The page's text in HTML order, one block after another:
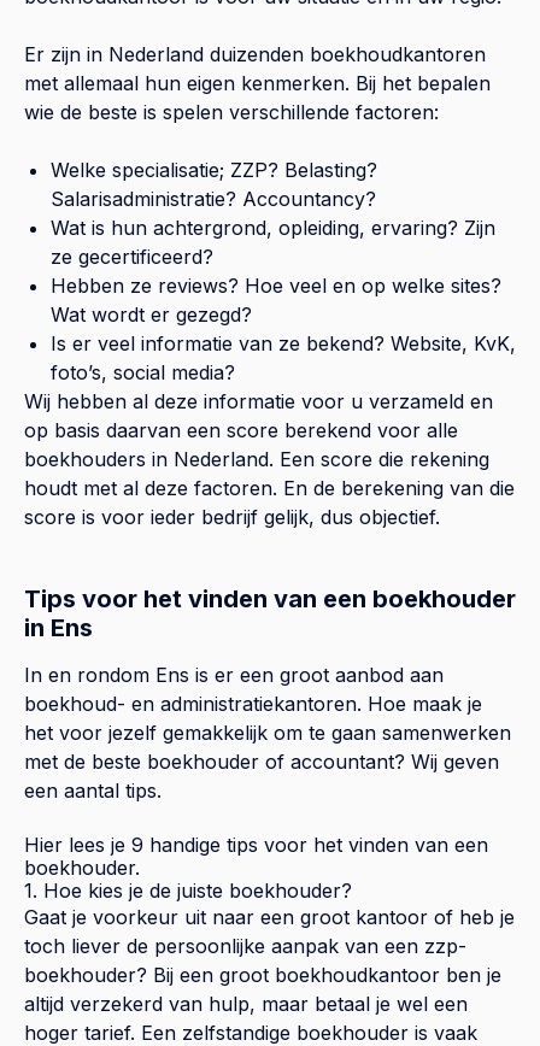
Er zijn in Nederland duizenden boekhoudkantoren
met allemaal hun eigen kenmerken. Bij het bepalen
wie de beste is spelen verschillende factoren:
Welke specialisatie; ZZP? Belasting?
Salarisadministratie? Accountancy?
Wat is hun achtergrond, opleiding, ervaring? Zijn
ze gecertificeerd?
Hebben ze reviews? Hoe veel en op welke sites?
Wat wordt er gezegd?
Is er veel informatie van ze bekend? Website, KvK,
foto’s, social media?
Wij hebben al deze informatie voor u verzameld en
op basis daarvan een score berekend voor alle
boekhouders in Nederland. Een score die rekening
houdt met al deze factoren. En de berekening van die
score is voor ieder bedrijf gelijk, dus objectief.
Tips voor het vinden van een boekhouder
in Ens
In en rondom Ens is er een groot aanbod aan
boekhoud- en administratiekantoren. Hoe maak je
het voor jezelf gemakkelijk om te gaan samenwerken
met de beste boekhouder of accountant? Wij geven
een aantal tips.
Hier lees je 9 handige tips voor het vinden van een
boekhouder.
1. Hoe kies je de juiste boekhouder?
Gaat je voorkeur uit naar een groot kantoor of heb je
toch liever de persoonlijke aanpak van een zzp-
boekhouder? Bij een groot boekhoudkantoor ben je
altijd verzekerd van hulp, maar betaal je wel een
hoger tarief. Een zelfstandige boekhouder is vaak